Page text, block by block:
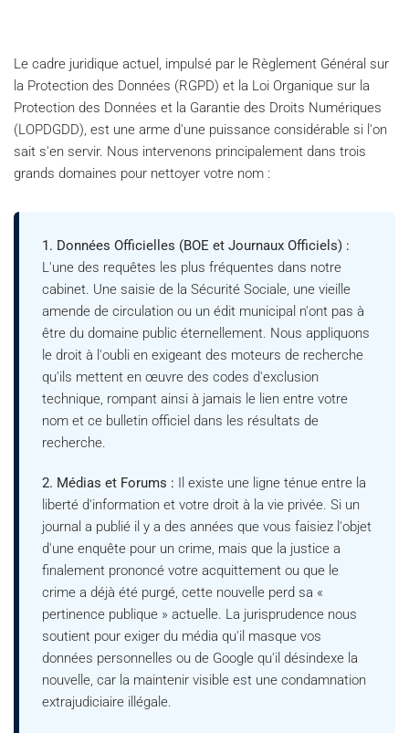
Le cadre juridique actuel, impulsé par le Règlement Général sur
la Protection des Données (RGPD) et la Loi Organique sur la
Protection des Données et la Garantie des Droits Numériques
(LOPDGDD), est une arme d'une puissance considérable si l'on
sait s'en servir. Nous intervenons principalement dans trois
grands domaines pour nettoyer votre nom :
1. Données Officielles (BOE et Journaux Officiels) :
L'une des requêtes les plus fréquentes dans notre
cabinet. Une saisie de la Sécurité Sociale, une vieille
amende de circulation ou un édit municipal n'ont pas à
être du domaine public éternellement. Nous appliquons
le droit à l'oubli en exigeant des moteurs de recherche
qu'ils mettent en œuvre des codes d'exclusion
technique, rompant ainsi à jamais le lien entre votre
nom et ce bulletin officiel dans les résultats de
recherche.
2. Médias et Forums : Il existe une ligne ténue entre la
liberté d'information et votre droit à la vie privée. Si un
journal a publié il y a des années que vous faisiez l'objet
d'une enquête pour un crime, mais que la justice a
finalement prononcé votre acquittement ou que le
crime a déjà été purgé, cette nouvelle perd sa «
pertinence publique » actuelle. La jurisprudence nous
soutient pour exiger du média qu'il masque vos
données personnelles ou de Google qu'il désindexe la
nouvelle, car la maintenir visible est une condamnation
extrajudiciaire illégale.